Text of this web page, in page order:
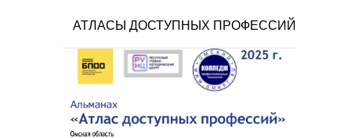
АТЛАСЫ ДОСТУПНЫХ ПРОФЕССИЙ